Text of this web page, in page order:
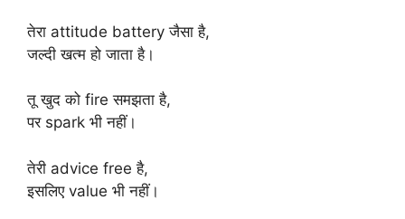
तेरा attitude battery जैसा है,
जल्दी खत्म हो जाता है।
तू खुद को fire समझता है,
पर spark भी नहीं।
तेरी advice free है,
इसलिए value भी नहीं।